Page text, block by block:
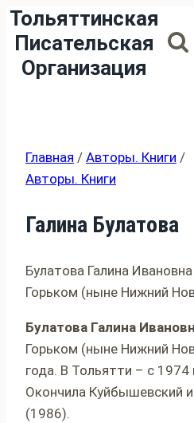
Перейти
содержимому
Тольяттинская
Писательская
Организация
Главная / Авторы. Книги /
Авторы. Книги
Галина Булатова
Булатова Галина
Горьком (ныне Нижний
Булатова Галина
Горьком (ныне Нижний
года. В Тольятти – с 1974
Окончила Куйбышевский
(1986).